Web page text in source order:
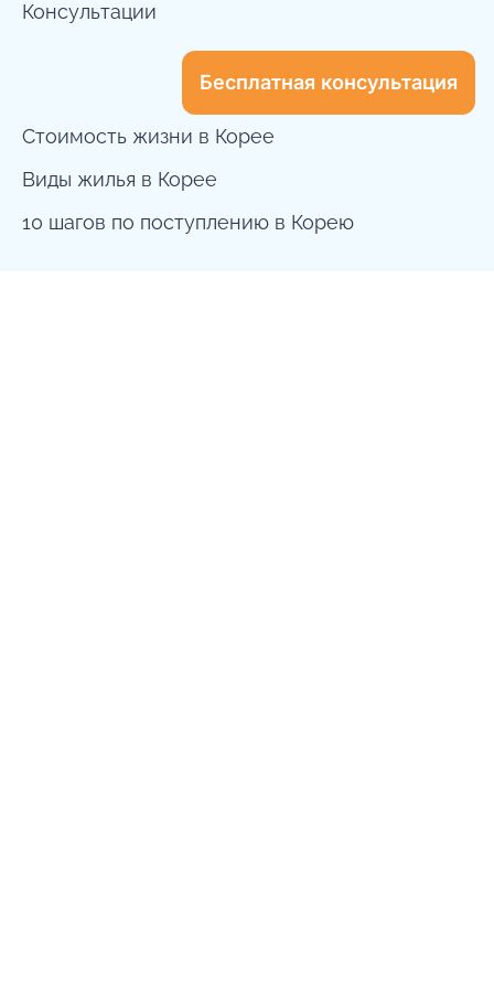
Бесплатная консультация
Консультации
Стоимость жизни в Корее
Виды жилья в Корее
10 шагов по поступлению в Корею